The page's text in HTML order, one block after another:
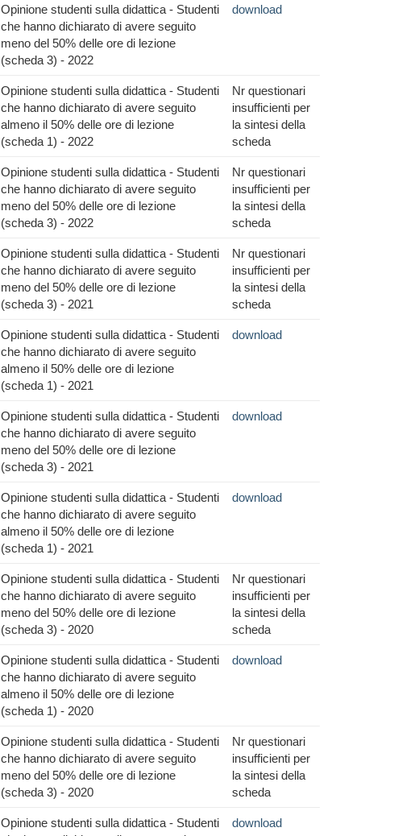
Opinione studenti sulla didattica - Studenti
che hanno dichiarato di avere seguito
meno del 50% delle ore di lezione
(scheda 3) - 2022
download
Opinione studenti sulla didattica - Studenti
che hanno dichiarato di avere seguito
almeno il 50% delle ore di lezione
(scheda 1) - 2022
Nr questionari
insufficienti per
la sintesi della
scheda
Opinione studenti sulla didattica - Studenti
che hanno dichiarato di avere seguito
meno del 50% delle ore di lezione
(scheda 3) - 2022
Nr questionari
insufficienti per
la sintesi della
scheda
Opinione studenti sulla didattica - Studenti
che hanno dichiarato di avere seguito
meno del 50% delle ore di lezione
(scheda 3) - 2021
Nr questionari
insufficienti per
la sintesi della
scheda
Opinione studenti sulla didattica - Studenti
che hanno dichiarato di avere seguito
almeno il 50% delle ore di lezione
(scheda 1) - 2021
download
Opinione studenti sulla didattica - Studenti
che hanno dichiarato di avere seguito
meno del 50% delle ore di lezione
(scheda 3) - 2021
download
Opinione studenti sulla didattica - Studenti
che hanno dichiarato di avere seguito
almeno il 50% delle ore di lezione
(scheda 1) - 2021
download
Opinione studenti sulla didattica - Studenti
che hanno dichiarato di avere seguito
meno del 50% delle ore di lezione
(scheda 3) - 2020
Nr questionari
insufficienti per
la sintesi della
scheda
Opinione studenti sulla didattica - Studenti
che hanno dichiarato di avere seguito
almeno il 50% delle ore di lezione
(scheda 1) - 2020
download
Opinione studenti sulla didattica - Studenti
che hanno dichiarato di avere seguito
meno del 50% delle ore di lezione
(scheda 3) - 2020
Nr questionari
insufficienti per
la sintesi della
scheda
Opinione studenti sulla didattica - Studenti
download